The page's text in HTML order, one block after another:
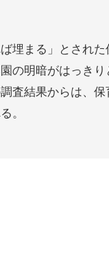
埋まる」とされ
の明暗がはっき
査結果からは、
。